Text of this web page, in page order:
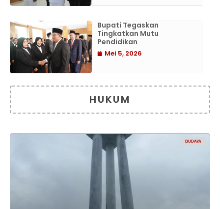
Bupati Tegaskan
Tingkatkan Mutu
Pendidikan
Mei 5, 2026
HUKUM
BUDAYA